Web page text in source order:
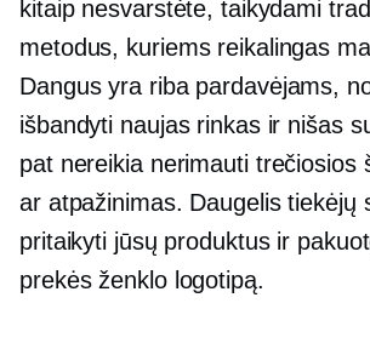
kitaip nesvarstėte, taikydami
metodus, kuriems reikalingas
Dangus yra riba pardavėjams,
išbandyti naujas rinkas ir nišas
pat nereikia nerimauti trečiosios
ar atpažinimas. Daugelis tiekėjų
pritaikyti jūsų produktus ir
prekės ženklo logotipą.